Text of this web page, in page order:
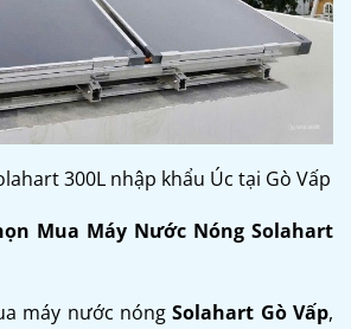
300L nhập khẩu Úc tại Gò Vấp
Mua Máy Nước Nóng Solahart
máy nước nóngSolahart Gò Vấp,